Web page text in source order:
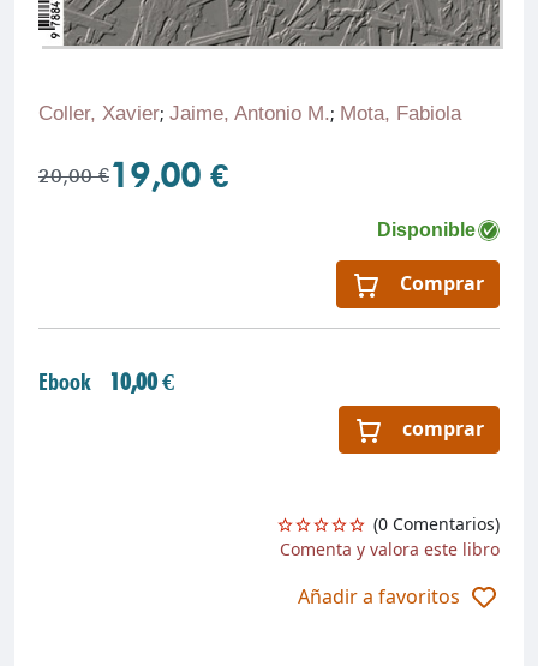
Coller, Xavier; Jaime, Antonio M.; Mota, Fabiola
20,00 €19,00 €
Disponible
Comprar
Ebook 10,00 €
comprar
(0 Comentarios)
Comenta y valora este libro
Añadir a favoritos